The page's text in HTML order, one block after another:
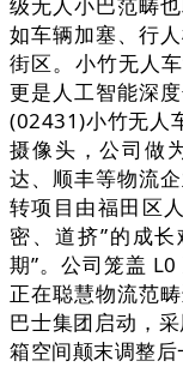
如车辆加塞、行
街区。小竹无人
更是人工智能深
(02431)小竹无人
摄像头，公司做
达、顺丰等物流
转项目由福田区
密、道挤”的成
期”。公司笼盖
正在聪慧物流范
巴士集团启动，
箱空间颠末调整